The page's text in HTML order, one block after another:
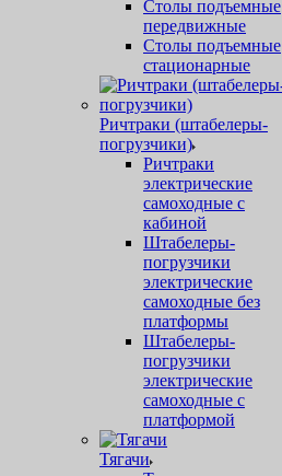
Столы подъемные
передвижные
Столы подъемные
стационарные
Ричтраки (штабелеры-
погрузчики)
Ричтраки
электрические
самоходные с
кабиной
Штабелеры-
погрузчики
электрические
самоходные без
платформы
Штабелеры-
погрузчики
электрические
самоходные с
платформой
Тягачи